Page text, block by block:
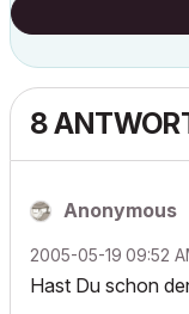
8
Anonymous
‎2005-05-19 09:52
Hast Du schon